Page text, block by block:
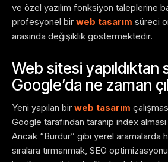
ve özel yazılım fonksiyon taleplerine
profesyonel bir web tasarım süreci
arasında değişiklik göstermektedir.
Web sitesi yapıldıktan
Google’da ne zaman
Yeni yapılan bir web tasarım
Google tarafından taranıp index
Ancak “Burdur” gibi yerel aramalarda
sıralara tırmanmak, SEO